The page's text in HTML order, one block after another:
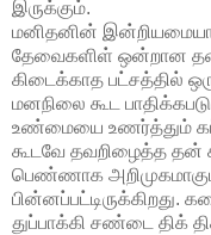
இருக்கும்.
மனிதனின்
தேவைகளிள் ஒன்றான
கிடைக்காத பட்சத்தில்
மனநிலை கூட
உண்மையை உணர்த்தும்
கூடவே தவறிழைத்த தன்
பெண்ணாக
பின்னப்பட்டிருக்கிறது.
துப்பாக்கி சண்டை திக்